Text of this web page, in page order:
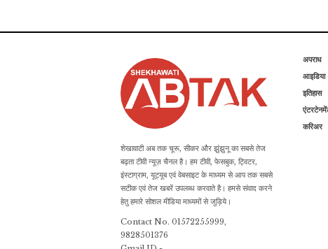
शेखावाटी अब तक चूरू, सीकर और झुंझुनू का सबसे तेज
बढ़ता टीवी न्यूज़ चैनल है। हम टीवी, फेसबुक, ट्विटर,
इंस्टाग्राम, यूट्यूब एवं वेबसाइट के माध्यम से आप तक सबसे
सटीक एवं तेज खबरें उपलब्ध करवाते है। हमसे संवाद करने
हेतु हमारे सोशल मीडिया माध्यमों से जुड़िये।
Contact No. 01572255999,
9828501376
अपराध
आइडिया
इतिहास
करिअर